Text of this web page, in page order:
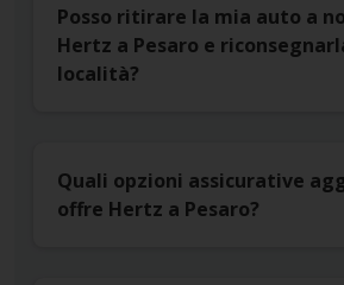
Posso ritirare la mia auto a
Hertz a Pesaro e
località?
Quali opzioni assicurative
offre Hertz a Pesaro?